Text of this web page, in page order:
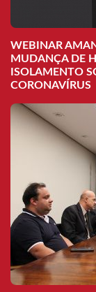
WEBINAR
MUDANÇA DE
ISOLAMENTO
CORONAVÍRUS